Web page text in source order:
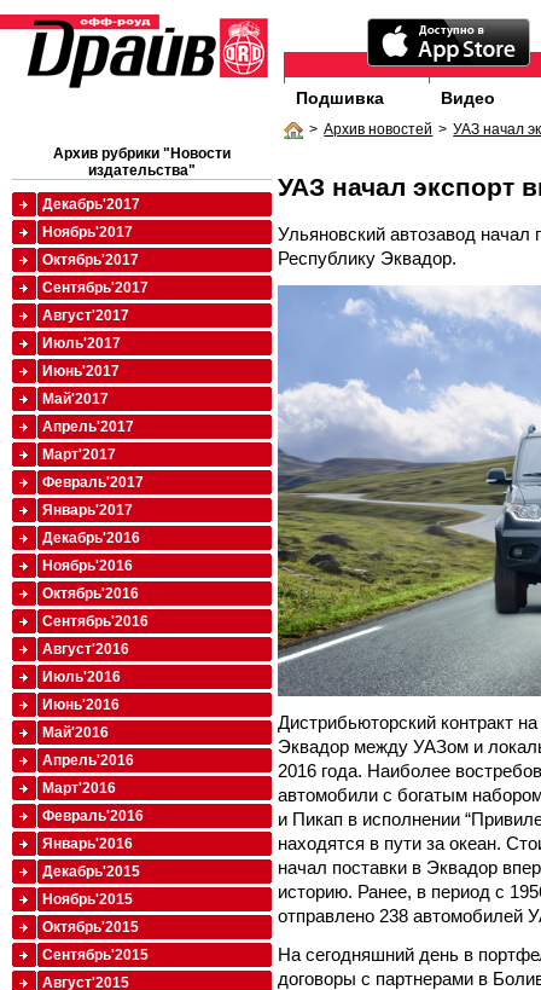
Подшивка Видео
> Архив новостей > УАЗ начал
УАЗ начал экспорт
Ульяновский автозавод
Республику Эквадор.
Дистрибьюторский контракт
Эквадор между УАЗом и
2016 года. Наиболее
автомобили с богатым
и Пикап в исполнении
находятся в пути за океан.
начал поставки в Эквадор
историю. Ранее, в период с
отправлено 238 автомобилей
На сегодняшний день в
договоры с партнерами в
Архив рубрики "Новости
издательства"
Декабрь'2017
Ноябрь'2017
Октябрь'2017
Сентябрь'2017
Август'2017
Июль'2017
Июнь'2017
Май'2017
Апрель'2017
Март'2017
Февраль'2017
Январь'2017
Декабрь'2016
Ноябрь'2016
Октябрь'2016
Сентябрь'2016
Август'2016
Июль'2016
Июнь'2016
Май'2016
Апрель'2016
Март'2016
Февраль'2016
Январь'2016
Декабрь'2015
Ноябрь'2015
Октябрь'2015
Сентябрь'2015
Август'2015